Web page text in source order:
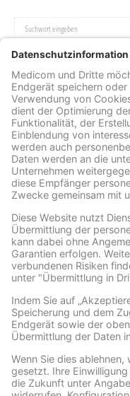
SUCHE NACH:
Archive
ARCHIVE
Facebook
Wir benötigen
Social
Wir verwenden
Inhalte
Daten zu
lesen Sie die
der